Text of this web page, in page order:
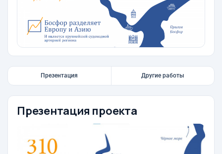
Презентация Другие работы
Презентация проекта